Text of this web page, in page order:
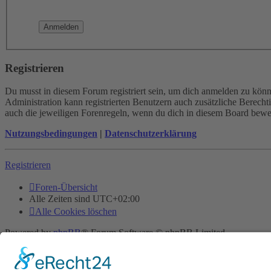
Registrieren
Du musst in diesem Forum registriert sein, um dich anmelden zu
Administration kann registrierten Benutzern auch zusätzliche
auch die jeweiligen Forenregeln, wenn du dich in diesem Board
Nutzungsbedingungen | Datenschutzerklärung
Registrieren
Foren-Übersicht
Alle Zeiten sind UTC+02:00
Alle Cookies löschen
Powered byphpBB® Forum Software © phpBB Limited
Deutsche Übersetzung durch